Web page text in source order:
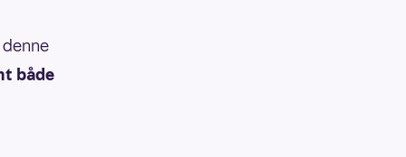
både